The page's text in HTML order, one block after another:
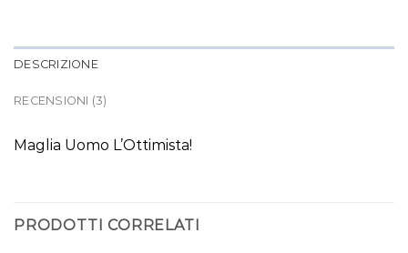
DESCRIZIONE
RECENSIONI (3)
Maglia Uomo L’Ottimista!
PRODOTTI CORRELATI